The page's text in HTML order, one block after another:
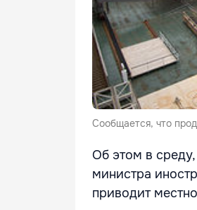
Сообщается, что
Об этом в
министра
приводит